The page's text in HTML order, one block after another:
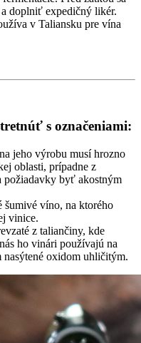
doplniť expedičný likér.
v Taliansku pre vína
s označeniami:
jeho výrobu musí hrozno
oblasti, prípadne z
požiadavky byť akostným
šumivé víno, na ktorého
vinice.
z taliančiny, kde
ho vinári používajú na
oxidom uhličitým.